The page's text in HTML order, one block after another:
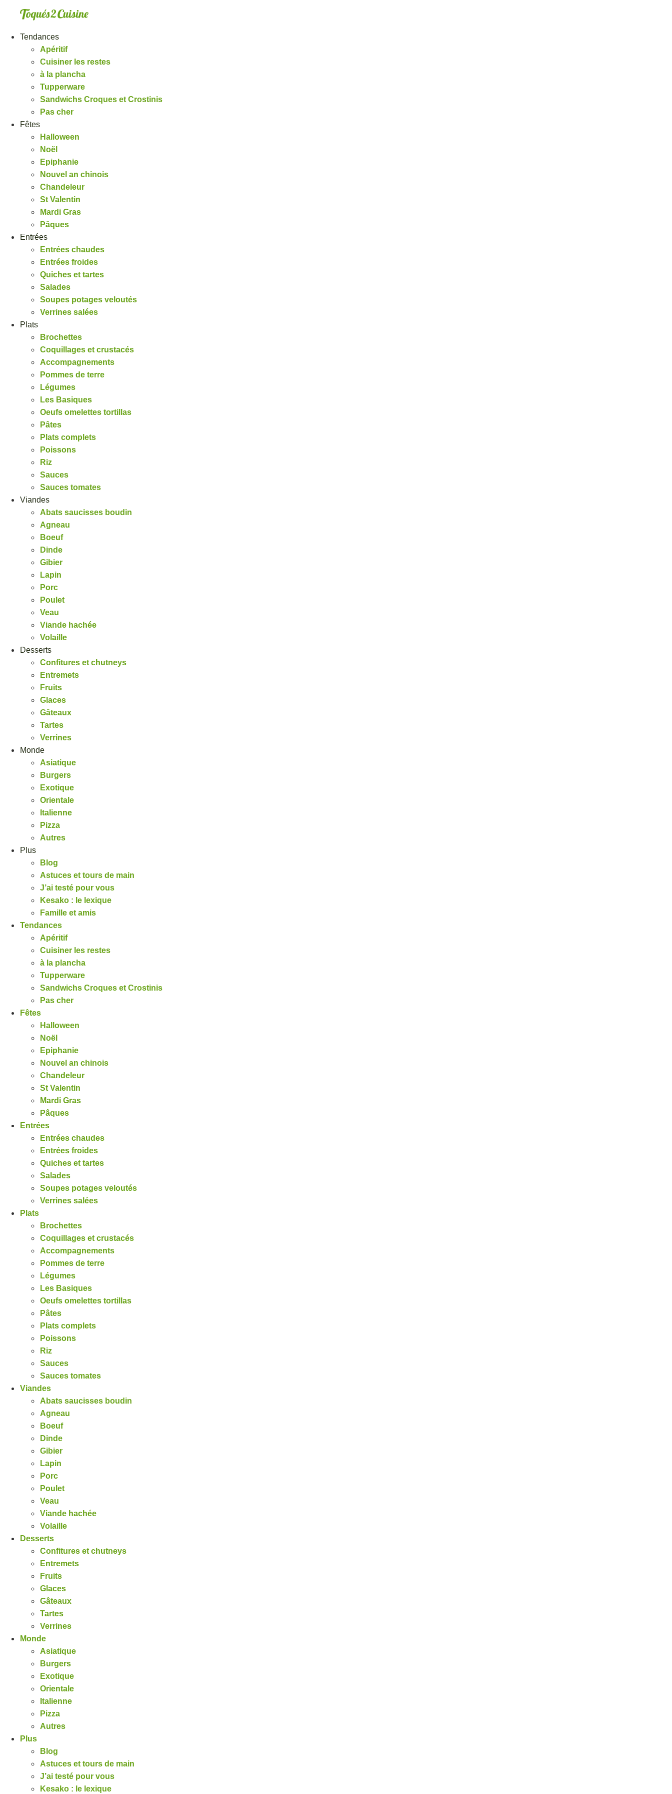
Tendances
Apéritif
Cuisiner les restes
à la plancha
Tupperware
Sandwichs Croques et Crostinis
Pas cher
Fêtes
Halloween
Noël
Epiphanie
Nouvel an chinois
Chandeleur
St Valentin
Mardi Gras
Pâques
Entrées
Entrées chaudes
Entrées froides
Quiches et tartes
Salades
Soupes potages veloutés
Verrines salées
Plats
Brochettes
Coquillages et crustacés
Accompagnements
Pommes de terre
Légumes
Les Basiques
Oeufs omelettes tortillas
Pâtes
Plats complets
Poissons
Riz
Sauces
Sauces tomates
Viandes
Abats saucisses boudin
Agneau
Boeuf
Dinde
Gibier
Lapin
Porc
Poulet
Veau
Viande hachée
Volaille
Desserts
Confitures et chutneys
Entremets
Fruits
Glaces
Gâteaux
Tartes
Verrines
Monde
Asiatique
Burgers
Exotique
Orientale
Italienne
Pizza
Autres
Plus
Blog
Astuces et tours de main
J’ai testé pour vous
Kesako : le lexique
Famille et amis
Tendances
Apéritif
Cuisiner les restes
à la plancha
Tupperware
Sandwichs Croques et Crostinis
Pas cher
Fêtes
Halloween
Noël
Epiphanie
Nouvel an chinois
Chandeleur
St Valentin
Mardi Gras
Pâques
Entrées
Entrées chaudes
Entrées froides
Quiches et tartes
Salades
Soupes potages veloutés
Verrines salées
Plats
Brochettes
Coquillages et crustacés
Accompagnements
Pommes de terre
Légumes
Les Basiques
Oeufs omelettes tortillas
Pâtes
Plats complets
Poissons
Riz
Sauces
Sauces tomates
Viandes
Abats saucisses boudin
Agneau
Boeuf
Dinde
Gibier
Lapin
Porc
Poulet
Veau
Viande hachée
Volaille
Desserts
Confitures et chutneys
Entremets
Fruits
Glaces
Gâteaux
Tartes
Verrines
Monde
Asiatique
Burgers
Exotique
Orientale
Italienne
Pizza
Autres
Plus
Blog
Astuces et tours de main
J’ai testé pour vous
Kesako : le lexique